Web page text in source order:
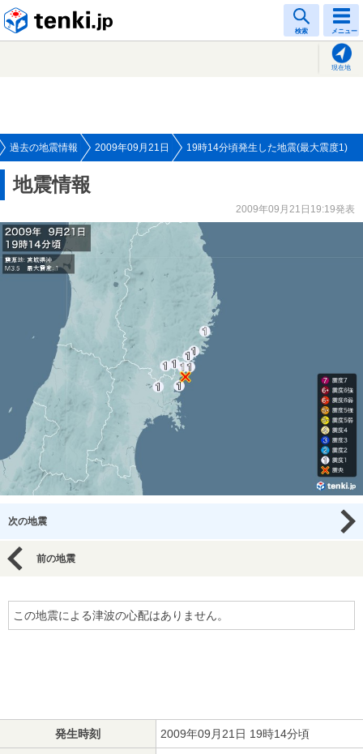
検索 メニュー
現在地
過去の地震情報 2009年09月21日 19時14分頃発生した地震(最大震度1)
地震情報
2009年09月21日19:19発表
次の地震
前の地震
この地震による津波の心配はありません。
発生時刻 2009年09月21日 19時14分頃